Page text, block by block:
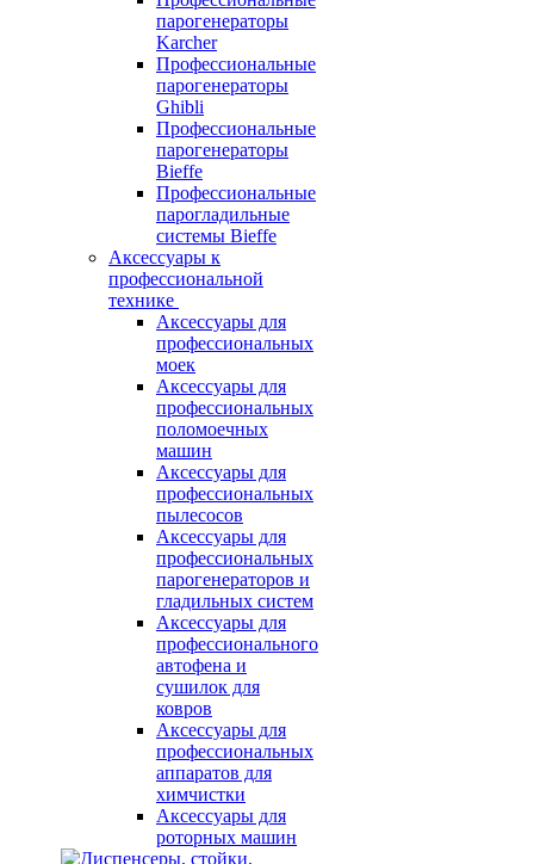
парогенераторы
Karcher
Профессиональные
парогенераторы
Ghibli
Профессиональные
парогенераторы
Bieffe
Профессиональные
парогладильные
системы Bieffe
Аксессуары к
профессиональной
технике
Аксессуары для
профессиональных
моек
Аксессуары для
профессиональных
поломоечных
машин
Аксессуары для
профессиональных
пылесосов
Аксессуары для
профессиональных
парогенераторов и
гладильных систем
Аксессуары для
профессионального
автофена и
сушилок для
ковров
Аксессуары для
профессиональных
аппаратов для
химчистки
Аксессуары для
роторных машин